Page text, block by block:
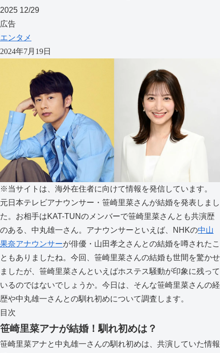
2025 12/29
広告
エンタメ
2024年7月19日
※当サイトは、海外在住者に向けて情報を発信しています。
元日本テレビアナウンサー・笹崎里菜さんが結婚を発表しまし
た。お相手はKAT-TUNのメンバーで笹崎里菜さんとも共演歴
のある、中丸雄一さん。アナウンサーといえば、NHKの中山
果奈アナウンサーが俳優・山田孝之さんとの結婚を噂されたこ
ともありましたね。今回、笹崎里菜さんの結婚も世間を驚かせ
ましたが、笹崎里菜さんといえばホステス騒動が印象に残って
いるのではないでしょうか。今日は、そんな笹崎里菜さんの経
歴や中丸雄一さんとの馴れ初めについて調査します。
目次
笹崎里菜アナが結婚！馴れ初めは？
笹崎里菜アナと中丸雄一さんの馴れ初めは、共演していた情報